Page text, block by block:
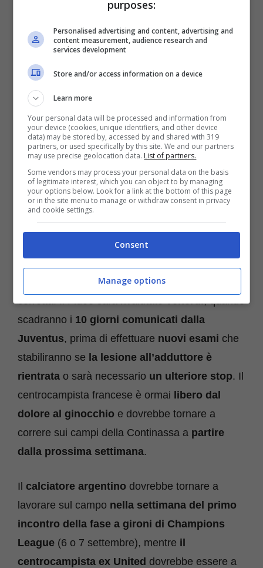
con un tiro dalla distanza che
portò in vantaggio la Juventus per 3-2sui
giallorossi.
Szczesny
Paul Pogba e Angel Di Maria
percorso di recupero procede nella maniera
corretta. Il Fideo sarà rivalutatovenerdì, quando
scadranno i 10 giorni comunicati dalla
Juventus, prima di effettuare nuovi esami che
stabiliranno se la lesione all’adduttore è
rientrata o sarà necessario un ulteriore stop. Il
centrocampista francese è ormai libero dal
dolore al ginocchio e dovrebbe tornare a
correre sui campi della Continassa a partire
dalla prossima settimana.
Il calciatore argentino dovrebbe tornare a
lavorare sul campo nella settimana del primo
incontro della fase a gironi di Champions
League (6 o 7 settembre), mentre il
centrocampista ex United dovrebbe essere a
purposes:
Personalised advertising and content, advertising and
content measurement, audience research and
services development
Store and/or access information on a device
Learn more
Your personal data will be processed and information from
your device (cookies, unique identifiers, and other device
data) may be stored by, accessed by and shared with 319
partners, or used specifically by this site. We and our partners
may use precise geolocation data. List of partners.
Some vendors may process your personal data on the basis
of legitimate interest, which you can object to by managing
your options below. Look for a link at the bottom of this page
or in the site menu to manage or withdraw consent in privacy
and cookie settings.
Consent
Manage options